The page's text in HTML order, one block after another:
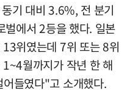
기 대비 3.6%, 전 분기
에서 2등을 했다. 일본
위였는데 7위 또는 8위
월까지가 작년 한 해
들였다"고 소개했다.